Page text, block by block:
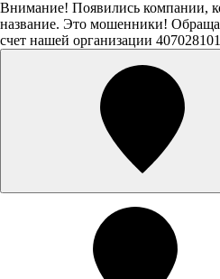
Внимание! Появились компании,
название. Это мошенники!
счет нашей организации